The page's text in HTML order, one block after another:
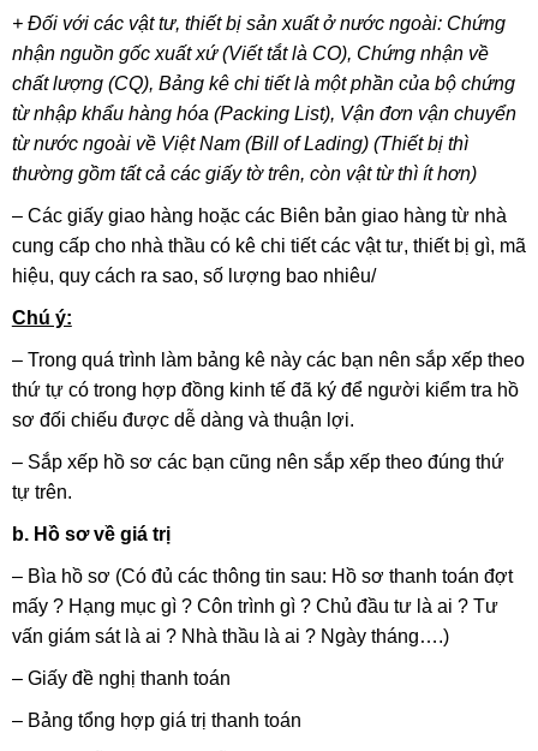
+ Đối với các vật tư, thiết bị sản xuất ở nước ngoài: Chứng
nhận nguồn gốc xuất xứ (Viết tắt là CO), Chứng nhận về
chất lượng (CQ), Bảng kê chi tiết là một phần của bộ chứng
từ nhập khẩu hàng hóa (Packing List), Vận đơn vận chuyển
từ nước ngoài về Việt Nam (Bill of Lading) (Thiết bị thì
thường gồm tất cả các giấy tờ trên, còn vật từ thì ít hơn)
– Các giấy giao hàng hoặc các Biên bản giao hàng từ nhà
cung cấp cho nhà thầu có kê chi tiết các vật tư, thiết bị gì, mã
hiệu, quy cách ra sao, số lượng bao nhiêu/
Chú ý:
– Trong quá trình làm bảng kê này các bạn nên sắp xếp theo
thứ tự có trong hợp đồng kinh tế đã ký để người kiểm tra hồ
sơ đối chiếu được dễ dàng và thuận lợi.
– Sắp xếp hồ sơ các bạn cũng nên sắp xếp theo đúng thứ
tự trên.
b. Hồ sơ về giá trị
– Bìa hồ sơ (Có đủ các thông tin sau: Hồ sơ thanh toán đợt
mấy ? Hạng mục gì ? Côn trình gì ? Chủ đầu tư là ai ? Tư
vấn giám sát là ai ? Nhà thầu là ai ? Ngày tháng….)
– Giấy đề nghị thanh toán
– Bảng tổng hợp giá trị thanh toán